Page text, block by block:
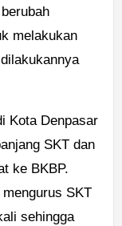
melakukan
Kota Denpasar
SKT dan
ke BKBP.
SKT
sehingga